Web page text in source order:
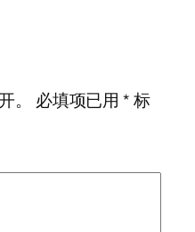
。
必填项已用*标